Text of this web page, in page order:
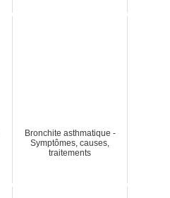
Bronchite asthmatique -
Symptômes, causes,
traitements